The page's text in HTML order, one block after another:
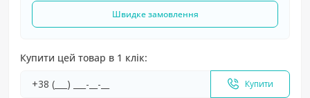
Швидке замовлення
Купити цей товар в 1 клік:
Купити